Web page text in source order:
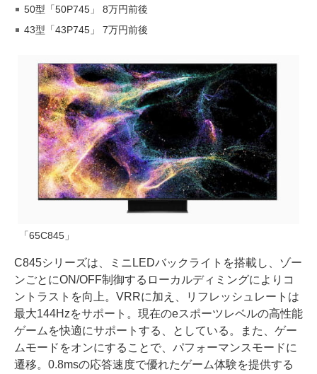
50型「50P745」 8万円前後
43型「43P745」 7万円前後
「65C845」
C845シリーズは、ミニLEDバックライトを搭載し、ゾー
ンごとにON/OFF制御するローカルディミングによりコ
ントラストを向上。VRRに加え、リフレッシュレートは
最大144Hzをサポート。現在のeスポーツレベルの高性能
ゲームを快適にサポートする、としている。また、ゲー
ムモードをオンにすることで、パフォーマンスモードに
遷移。0.8msの応答速度で優れたゲーム体験を提供する